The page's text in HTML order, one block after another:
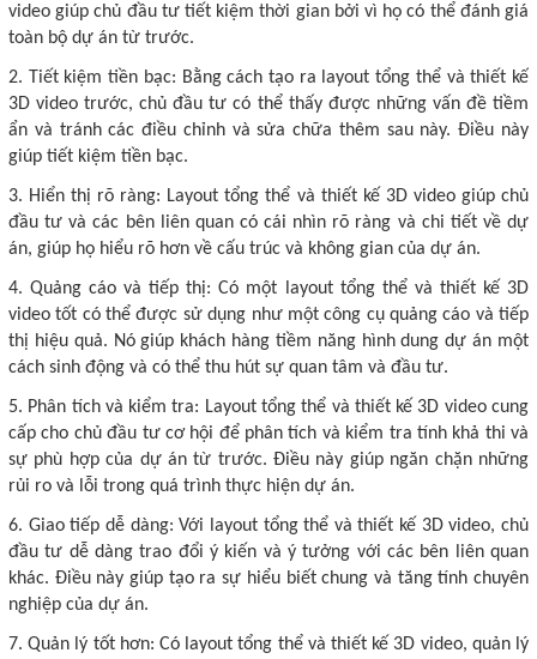
video giúp chủ đầu tư tiết kiệm thời gian bởi vì họ có thể đánh giá
toàn bộ dự án từ trước.
2. Tiết kiệm tiền bạc: Bằng cách tạo ra layout tổng thể và thiết kế
3D video trước, chủ đầu tư có thể thấy được những vấn đề tiềm
ẩn và tránh các điều chỉnh và sửa chữa thêm sau này. Điều này
giúp tiết kiệm tiền bạc.
3. Hiển thị rõ ràng: Layout tổng thể và thiết kế 3D video giúp chủ
đầu tư và các bên liên quan có cái nhìn rõ ràng và chi tiết về dự
án, giúp họ hiểu rõ hơn về cấu trúc và không gian của dự án.
4. Quảng cáo và tiếp thị: Có một layout tổng thể và thiết kế 3D
video tốt có thể được sử dụng như một công cụ quảng cáo và tiếp
thị hiệu quả. Nó giúp khách hàng tiềm năng hình dung dự án một
cách sinh động và có thể thu hút sự quan tâm và đầu tư.
5. Phân tích và kiểm tra: Layout tổng thể và thiết kế 3D video cung
cấp cho chủ đầu tư cơ hội để phân tích và kiểm tra tính khả thi và
sự phù hợp của dự án từ trước. Điều này giúp ngăn chặn những
rủi ro và lỗi trong quá trình thực hiện dự án.
6. Giao tiếp dễ dàng: Với layout tổng thể và thiết kế 3D video, chủ
đầu tư dễ dàng trao đổi ý kiến và ý tưởng với các bên liên quan
khác. Điều này giúp tạo ra sự hiểu biết chung và tăng tính chuyên
nghiệp của dự án.
7. Quản lý tốt hơn: Có layout tổng thể và thiết kế 3D video, quản lý